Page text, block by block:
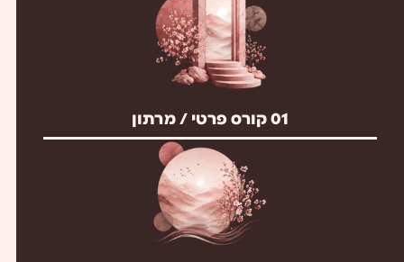
קורס פרטי / מרתון